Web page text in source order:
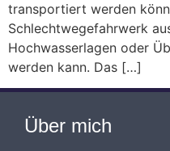
transportiert werden
Schlechtwegefahrwerk
Hochwasserlagen oder
werden kann. Das […]
Über mich